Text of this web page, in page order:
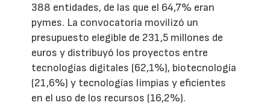
388 entidades, de las que el 64,7% eran
pymes. La convocatoria movilizó un
presupuesto elegible de 231,5 millones de
euros y distribuyó los proyectos entre
tecnologías digitales (62,1%), biotecnología
(21,6%) y tecnologías limpias y eficientes
en el uso de los recursos (16,2%).